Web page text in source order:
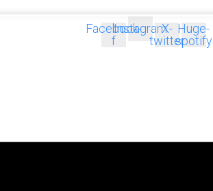
Facebook-
f
InstagramX-
twitter
Huge-
spotify